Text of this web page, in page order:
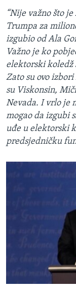
“Nije važno što je
Trumpa za
izgubio od Ala
Važno je ko
elektorski koledž
Zato su ovo
su Viskonsin,
Nevada. I vrlo je
mogao da izgubi
uđe u elektorski
predsjedničku